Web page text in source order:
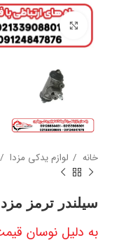
برای بزرگنمایی
خانه لوازم یدکی مزدا
سیلندر ترمز مزدا 3
به دلیل نوسان